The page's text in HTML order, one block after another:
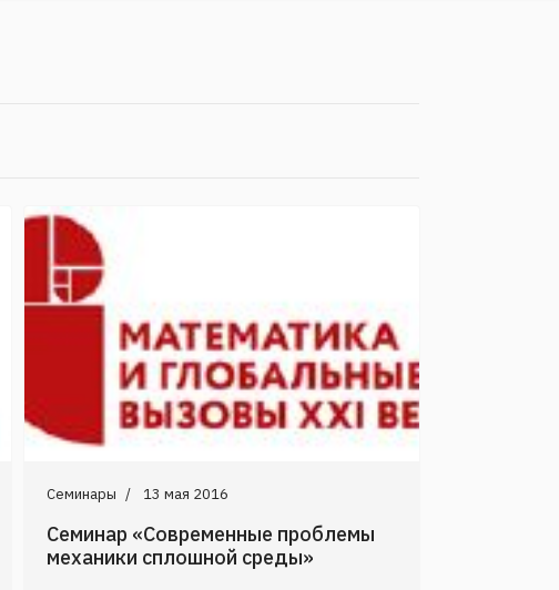
Семинары 13 мая 2016
Семинар «Современные проблемы
механики сплошной среды»